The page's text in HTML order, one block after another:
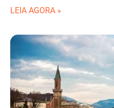
LEIA AGORA »